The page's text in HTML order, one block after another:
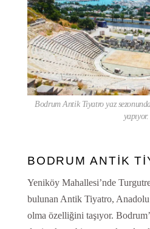
Bodrum Antik Tiyatro yaz
yapıyor.
BODRUM ANTİK
Yeniköy Mahallesi’nde
bulunan Antik Tiyatro,
olma özelliğini taşıyor.